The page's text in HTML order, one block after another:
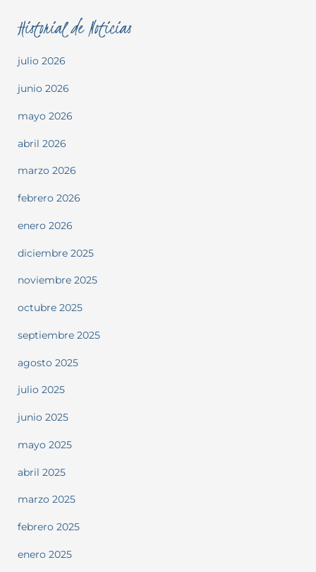
Historial de Noticias
julio 2026
junio 2026
mayo 2026
abril 2026
marzo 2026
febrero 2026
enero 2026
diciembre 2025
noviembre 2025
octubre 2025
septiembre 2025
agosto 2025
julio 2025
junio 2025
mayo 2025
abril 2025
marzo 2025
febrero 2025
enero 2025